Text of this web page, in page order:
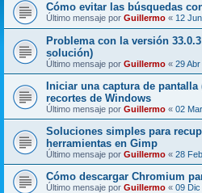
Cómo evitar las búsquedas
Último mensaje por Guillermo « 12
Problema con la versión
solución)
Último mensaje por Guillermo « 29
Iniciar una captura de
recortes de Windows
Último mensaje por Guillermo « 02
Soluciones simples para
herramientas en Gimp
Último mensaje por Guillermo « 28
Cómo descargar Chromium
Último mensaje por Guillermo « 09 Dic